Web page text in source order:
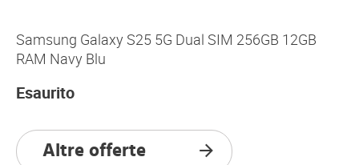
Samsung Galaxy S25 5G Dual SIM 256GB 12GB
RAM Navy Blu
Esaurito
Altre offerte